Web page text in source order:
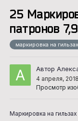
25
патронов
Автор
4 апреля, 2018
Просмотр
Маркировка на